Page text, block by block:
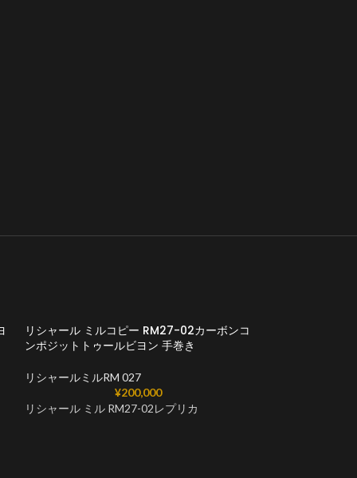
リシャール ミルコピー RM27-02カーボンコ
ンポジットトゥールビヨン 手巻き
リシャールミルRM 027
¥200,000
リシャール ミル RM27-02レプリカ